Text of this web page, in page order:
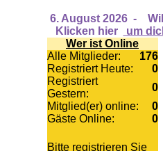
6. August 2026 -
Klicken hier
um
Wer ist Online
Alle Mitglieder:
176
Registriert Heute:
0
Registriert
Gestern:
0
Mitglied(er) online:
0
Gäste Online:
0
Bitte registrieren Sie